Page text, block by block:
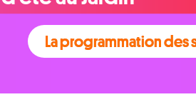
La programmation des